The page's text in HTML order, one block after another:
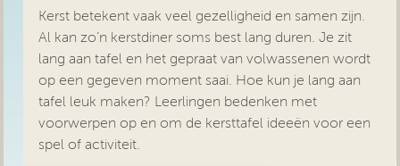
Kerst betekent vaak veel gezelligheid en samen zijn.
Al kan zo’n kerstdiner soms best lang duren. Je zit
lang aan tafel en het gepraat van volwassenen wordt
op een gegeven moment saai. Hoe kun je lang aan
tafel leuk maken? Leerlingen bedenken met
voorwerpen op en om de kersttafel ideeën voor een
spel of activiteit.